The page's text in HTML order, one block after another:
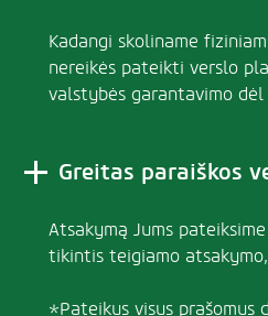
Kadangi skoliname
nereikės pateikti verslo
valstybės garantavimo dėl
Greitas paraiškos
Atsakymą Jums
tikintis teigiamo
*Pateikus visus prašomus